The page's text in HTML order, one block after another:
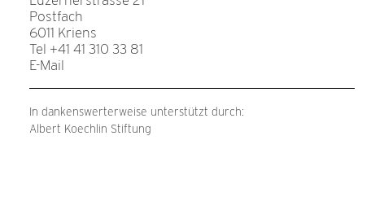
Postfach
6011 Kriens
Tel +41 41 310 33 81
E-Mail
In dankenswerterweise unterstützt durch:
Albert Koechlin Stiftung